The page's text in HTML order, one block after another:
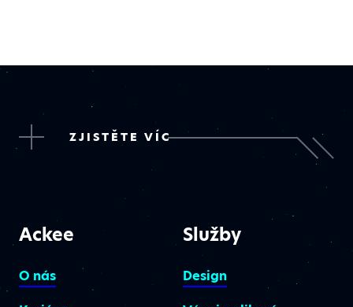
ZJISTĚTE VÍC
Ackee
O nás
Služby
Design